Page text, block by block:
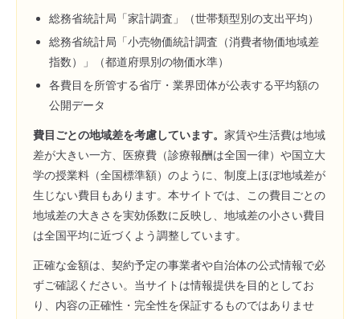
総務省統計局「家計調査」（世帯類型別の支出平均）
総務省統計局「小売物価統計調査（消費者物価地域差
指数）」（都道府県別の物価水準）
各費目を所管する省庁・業界団体が公表する平均額の
公開データ
費目ごとの地域差を考慮しています。 家賃や生活費は地域
差が大きい一方、医療費（診療報酬は全国一律）や国立大
学の授業料（全国標準額）のように、制度上ほぼ地域差が
生じない費目もあります。本サイトでは、この費目ごとの
地域差の大きさを実効係数に反映し、地域差の小さい費目
は全国平均に近づくよう調整しています。
正確な金額は、契約予定の事業者や自治体の公式情報で必
ずご確認ください。当サイトは情報提供を目的としてお
り、内容の正確性・完全性を保証するものではありませ